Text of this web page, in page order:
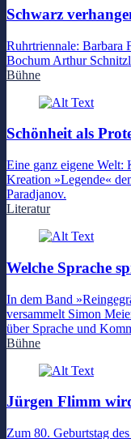
Schwarz
Ruhrtriennale: Barbara
Bochum Arthur
Bühne
Schönheit als
Eine ganz eigene
Kreation »Legende«
Paradjanov.
Literatur
Welche Sprache
In dem Band
versammelt Simon
über Sprache und
Bühne
Jürgen Flimm
Zum 80. Geburtstag